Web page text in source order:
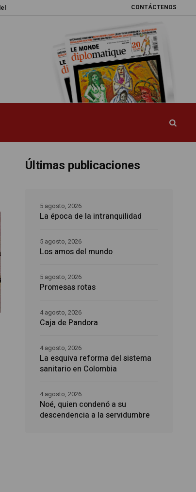
CONTÁCTENOS
La esquiva reforma del
Últimas publicaciones
La época de la intranquilidad
5 agosto, 2026
Los amos del mundo
5 agosto, 2026
Promesas rotas
5 agosto, 2026
Caja de Pandora
4 agosto, 2026
La esquiva reforma del sistema
sanitario en Colombia
4 agosto, 2026
Noé, quien condenó a su
descendencia a la servidumbre
4 agosto, 2026